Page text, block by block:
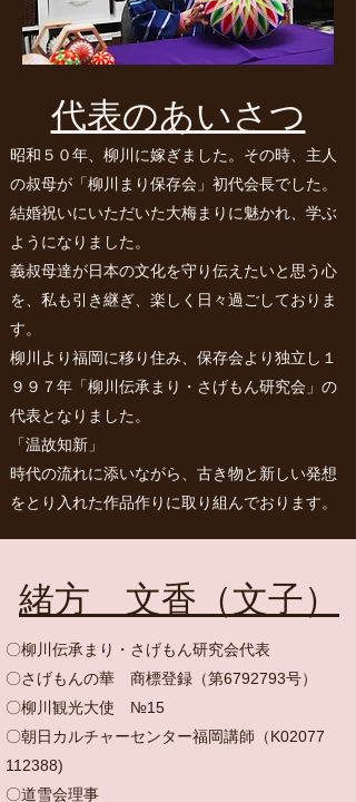
​代表のあいさつ
昭和５０年、柳川に嫁ぎました。その時、主人
の叔母が「柳川まり保存会」初代会長でした。
結婚祝いにいただいた大梅まりに魅かれ、学ぶ
ようになりました。
義叔母達が日本の文化を守り伝えたいと思う心
を、私も引き継ぎ、楽しく日々過ごしておりま
す。
柳川より福岡に移り住み、保存会より独立し１
９９７年「柳川伝承まり・さげもん研究会」の
代表となりました。
「温故知新」
時代の流れに添いながら、古き物と新しい発想
をとり入れた作品作りに取り組んでおります。
​​緒方 文香（文子）
〇柳川伝承まり・さげもん研究会代表
〇さげもんの華 商標登録（第6792793号）
〇柳川観光大使 №15
〇朝日カルチャーセンター福岡講師（K02077
112388)
〇道雪会理事